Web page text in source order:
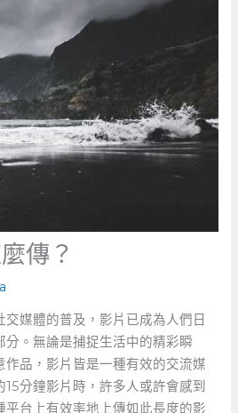
傳？
媒體的普及，影片已成為人們日
分。無論是捕捉生活中的精彩瞬
作品，影片皆是一種有效的交流媒
分鐘影片時，許多人或許會感到
平台上有效率地上傳如此長度的影